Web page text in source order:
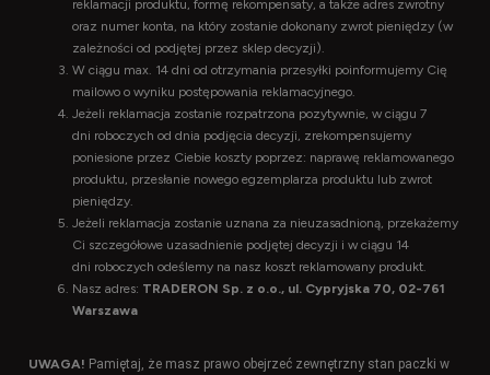
reklamacji produktu, formę rekompensaty, a także adres zwrotny
oraz numer konta, na który zostanie dokonany zwrot pieniędzy (w
zależności od podjętej przez sklep decyzji).
W ciągu max. 14 dni od otrzymania przesyłki poinformujemy Cię
mailowo o wyniku postępowania reklamacyjnego.
Jeżeli reklamacja zostanie rozpatrzona pozytywnie, w ciągu 7
dni roboczych od dnia podjęcia decyzji, zrekompensujemy
poniesione przez Ciebie koszty poprzez: naprawę reklamowanego
produktu, przesłanie nowego egzemplarza produktu lub zwrot
pieniędzy.
Jeżeli reklamacja zostanie uznana za nieuzasadnioną, przekażemy
Ci szczegółowe uzasadnienie podjętej decyzji i w ciągu 14
dni roboczych odeślemy na nasz koszt reklamowany produkt.
Nasz adres: TRADERON Sp. z o.o., ul. Cypryjska 70, 02-761
Warszawa
UWAGA! Pamiętaj, że masz prawo obejrzeć zewnętrzny stan paczki w